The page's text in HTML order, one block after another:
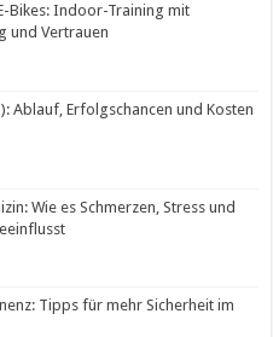
Bikes: Indoor-Training mit
und Vertrauen
Ablauf, Erfolgschancen und Kosten
Wie es Schmerzen, Stress und
Tipps für mehr Sicherheit im